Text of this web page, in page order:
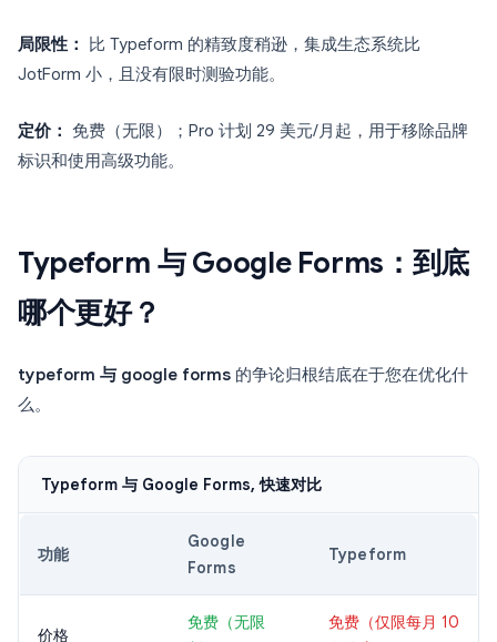
局限性：
比 Typeform 的精致度稍逊，集成生态系统比
JotForm 小，且没有限时测验功能。
定价： 免费（无限）；Pro 计划 29 美元/月起，用于移除品牌
标识和使用高级功能。
Typeform 与 Google Forms：到底
哪个更好？
typeform 与 google forms 的争论归根结底在于您在优化什
么。
Typeform 与 Google Forms, 快速对比
功能
Google
Forms
Typeform
价格
免费（无限
免费（仅限每月 10